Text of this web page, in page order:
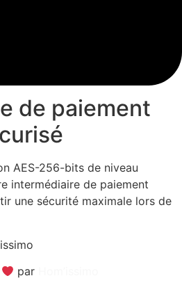
de paiement
AES-256-bits de niveau
intermédiaire de paiement
une sécurité maximale lors de
par